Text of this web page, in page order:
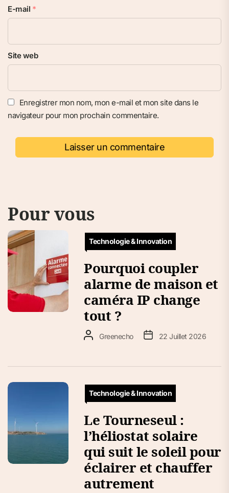
E-mail *
Site web
Enregistrer mon nom, mon e-mail et mon site dans le
navigateur pour mon prochain commentaire.
Pour vous
Technologie & Innovation
Pourquoi coupler
alarme de maison et
caméra IP change
tout ?
Greenecho 22 Juillet 2026
Technologie & Innovation
Le Tourneseul :
l’héliostat solaire
qui suit le soleil pour
éclairer et chauffer
autrement